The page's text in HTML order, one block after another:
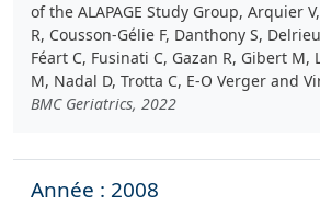
of the ALAPAGE Study Group, Arquier
R, Cousson‑Gélie F, Danthony S,
Féart C, Fusinati C, Gazan R, Gibert
M, Nadal D, Trotta C, E-O Verger and
BMC Geriatrics, 2022
Année : 2008